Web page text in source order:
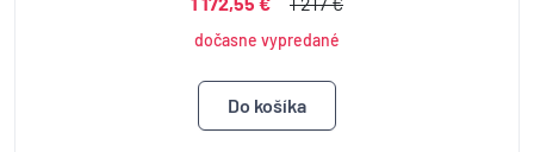
dočasne vypredané